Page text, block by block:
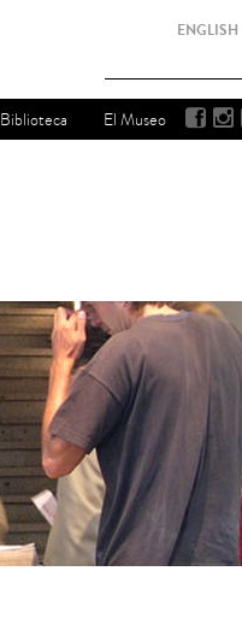
ENGLISH
Biblioteca El Museo